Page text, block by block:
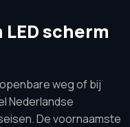
scherm
weg of bij
Nederlandse
De voornaamste